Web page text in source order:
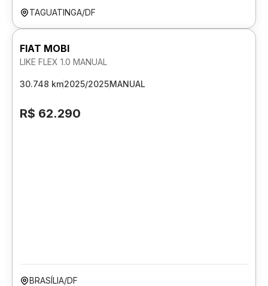
TAGUATINGA/DF
FIAT MOBI
LIKE FLEX 1.0 MANUAL
30.748 km2025/2025MANUAL
R$ 62.290
BRASÍLIA/DF